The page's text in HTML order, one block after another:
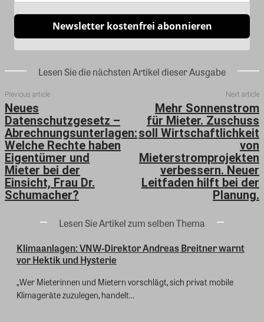
Newsletter kostenfrei abonnieren
Lesen Sie die nächsten Artikel dieser Ausgabe
Previous article
Neues
Datenschutzgesetz –
Abrechnungsunterlagen:
Welche Rechte haben
Eigentümer und
Mieter bei der
Einsicht, Frau Dr.
Schumacher?
Next article
Mehr Sonnenstrom
für Mieter. Zuschuss
soll Wirtschaftlichkeit
von
Mieterstromprojekten
verbessern. Neuer
Leitfaden hilft bei der
Planung.
Lesen Sie Artikel zum selben Thema
Klimaanlagen: VNW-Direktor Andreas Breitner warnt
vor Hektik und Hysterie
„Wer Mieterinnen und Mietern vorschlägt, sich privat mobile
Klimageräte zuzulegen, handelt...